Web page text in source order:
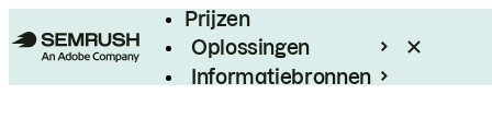
Prijzen
Oplossingen
Informatiebronnen